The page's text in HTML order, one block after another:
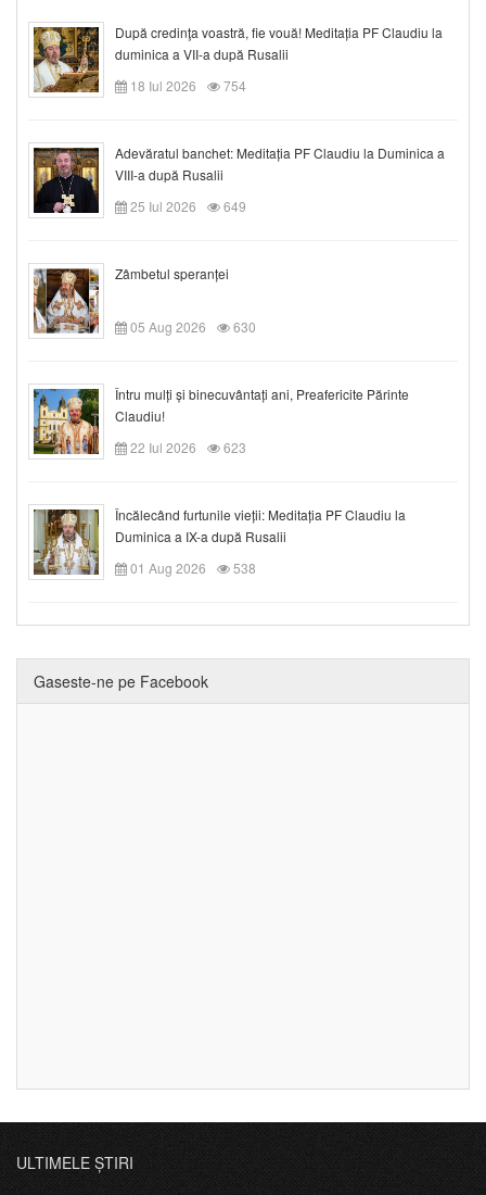
După credinţa voastră, fie vouă! Meditația PF Claudiu la
duminica a VII-a după Rusalii
18 Iul 2026
754
Adevăratul banchet: Meditația PF Claudiu la Duminica a
VIII-a după Rusalii
25 Iul 2026
649
Zâmbetul speranței
05 Aug 2026 630
Întru mulți și binecuvântați ani, Preafericite Părinte
Claudiu!
22 Iul 2026
623
Încălecând furtunile vieții: Meditația PF Claudiu la
Duminica a IX-a după Rusalii
01 Aug 2026
538
Gaseste-ne pe Facebook
ULTIMELE ȘTIRI